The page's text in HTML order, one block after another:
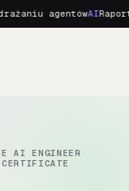
agentówAIRaport
AI ENGINEER